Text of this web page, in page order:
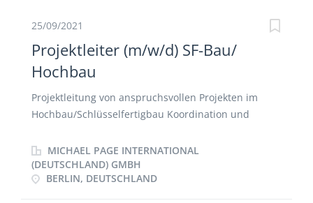
Entscheiden über die Funktion, Gestaltung,
25/09/2021
Projektleiter (m/w/d) SF-Bau/
Hochbau
Projektleitung von anspruchsvollen Projekten im
Hochbau/Schlüsselfertigbau Koordination und
vertraglich, technisch) Kosten-, Termin-, und
Qualitätsmanagement Ablauf- und
Ergebniskontrollen Nachtragsmanagement.
MICHAEL PAGE INTERNATIONAL
(DEUTSCHLAND) GMBH
BERLIN, DEUTSCHLAND